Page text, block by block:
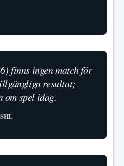
finns ingen match för
resultat;
om spel idag.